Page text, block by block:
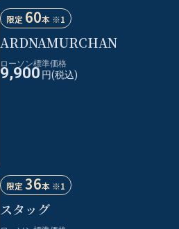
限定 60本 ※1
ARDNAMURCHAN
ローソン標準価格
9,900円(税込)
限定36本 ※1
スタッグ